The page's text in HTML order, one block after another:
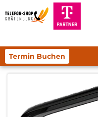
Termin Buchen